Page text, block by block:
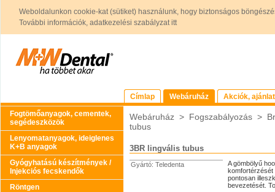
Weboldalunkon cookie-kat (sütiket) használunk, hogy biztonságos
További információk, adatkezelési szabályzat itt
Címlap Webáruház
Akciók,
Fogtömőanyagok, cementek,
segédeszközök
Lenyomatanyagok, ideiglenes
K+B anyagok
Gyógyhatású készítmények /
Injekciós fecskendők
Röntgen
Webáruház > Fogszabályozás >
tubus
3BR lingvális tubus
Gyártó: Teledenta
A gömbölyű
komfortérzését
pontosan
bevezetését.